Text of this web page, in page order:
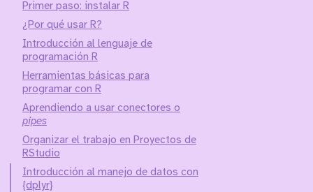
Primer paso: instalar R
¿Por qué usar R?
Introducción al lenguaje de
programación R
Herramientas básicas para
programar con R
Aprendiendo a usar conectores o
pipes
Organizar el trabajo en Proyectos de
RStudio
Introducción al manejo de datos con
{dplyr}